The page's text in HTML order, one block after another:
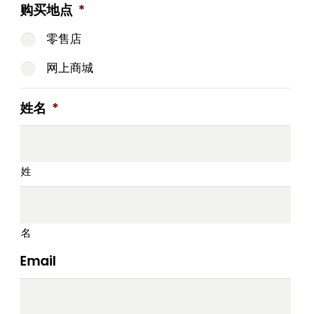
slash
MM
slash
YYYY
购买地点 *
零售店
网上商城
姓名 *
姓
名
Email